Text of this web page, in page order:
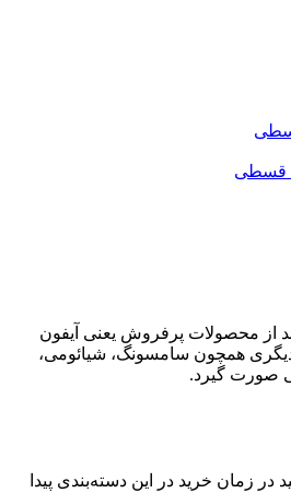
قسطی
از محصولات پرفروش یعنی آیفون
همچون سامسونگ، شیائومی،
صورت گیرد.
در زمان خرید در این دسته‌بندی پیدا